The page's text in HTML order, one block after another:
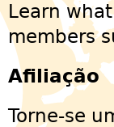
Learn
members
Afiliação
Torne-se